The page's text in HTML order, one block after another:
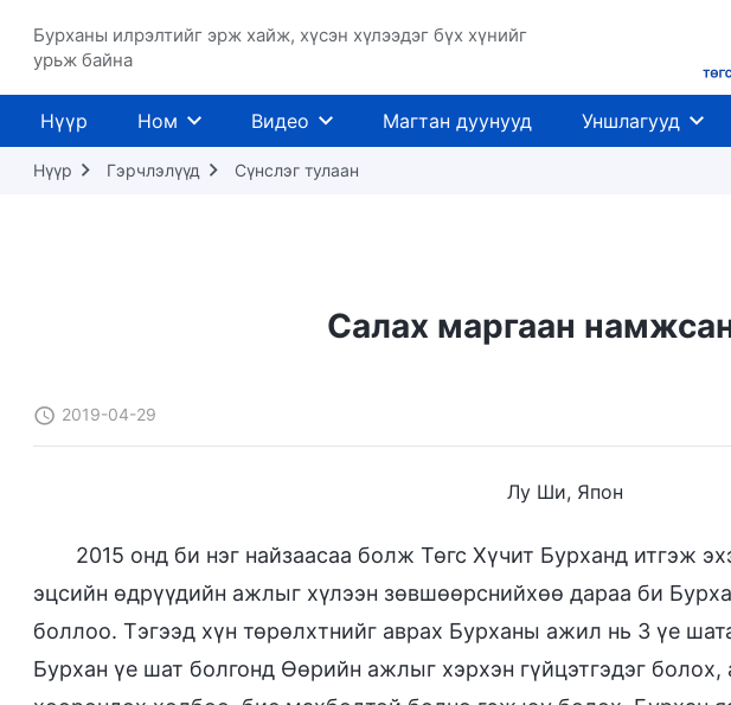
Бурханы илрэлтийг эрж хайж, хүсэн хүлээдэг бүх хүнийг
урьж байна
Нүүр Ном Видео Магтан дуунууд Уншлагууд
Нүүр Гэрчлэлүүд Сүнслэг тулаан
Салах маргаан
2019-04-29
Лу Ши, Япон
2015 онд би нэг найзаасаа болж Төгс Хүчит Бурханд итгэж
эцсийн өдрүүдийн ажлыг хүлээн зөвшөөрснийхөө дараа би
боллоо. Тэгээд хүн төрөлхтнийг аврах Бурханы ажил нь 3 үе
Бурхан үе шат болгонд Өөрийн ажлыг хэрхэн гүйцэтгэдэг